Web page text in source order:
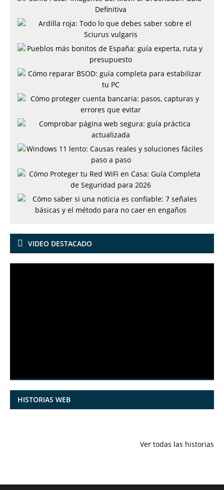
VIDEO DESTACADO
HISTORIAS WEB
Ver todas las historias
años
julio: Playas de
¡más!
ocultas del